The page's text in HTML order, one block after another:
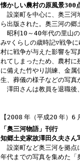
懐かしい農村の原風景
設楽町を中心に、奥三河
ら出版された。奥三河の
昭利10～40年代の里山の
み▽くらしの歳時記▽戦争
村に戦争が与えた影響を写
れてしまったため、農村に
に備えた竹やり訓練、金
生、葬儀の様子などの写真
澤田さんは教員を退職後
【2008 年（平成20 年）6
「奥三河物語」刊行
知郷土史家故澤田久夫さ
設楽町など奥三河を拠点
年代までの写真を集めた「